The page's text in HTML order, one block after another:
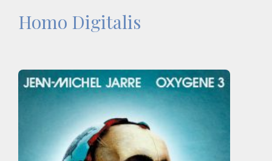
Homo Digitalis